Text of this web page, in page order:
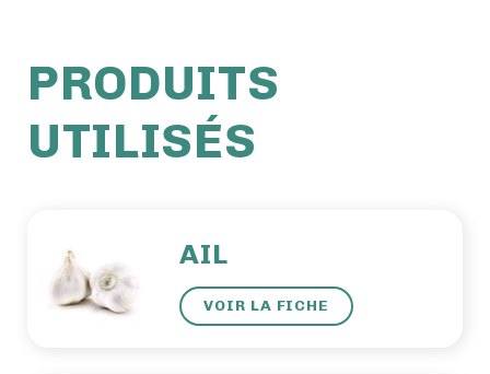
PRODUITS
UTILISÉS
AIL
VOIR LA FICHE